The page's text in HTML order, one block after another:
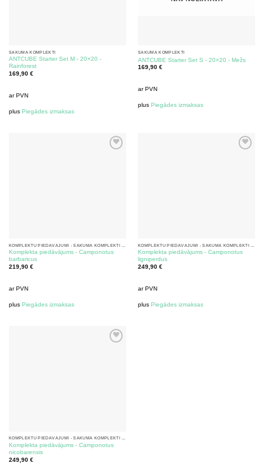
SĀKUMA KOMPLEKTI
ANTCUBE Starter Set M - 20×20 -
Rainforest
169,90 €
ar PVN
plus Piegādes izmaksas
SĀKUMA KOMPLEKTI
ANTCUBE Starter Set S - 20×20 - Mežs
169,90 €
ar PVN
plus Piegādes izmaksas
Komplekta piedāvājums - Camponotus
barbaricus
219,90 €
ar PVN
plus Piegādes izmaksas
Komplekta piedāvājums - Camponotus
ligniperdus
249,90 €
ar PVN
plus Piegādes izmaksas
KOMPLEKTU PIEDĀVĀJUMI - SĀKUMA KOMPLEKTI AR SKUDRĀM
Komplekta piedāvājums - Camponotus
nicobarensis
249,90 €